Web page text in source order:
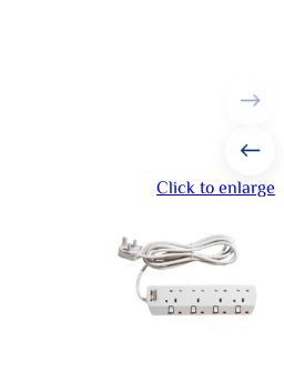
Click to enlarge